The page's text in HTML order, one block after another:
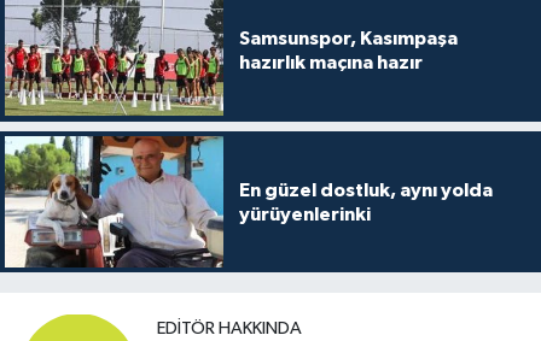
Samsunspor, Kasımpaşa
hazırlık maçına hazır
En güzel dostluk, aynı yolda
yürüyenlerinki
EDITÖR HAKKINDA